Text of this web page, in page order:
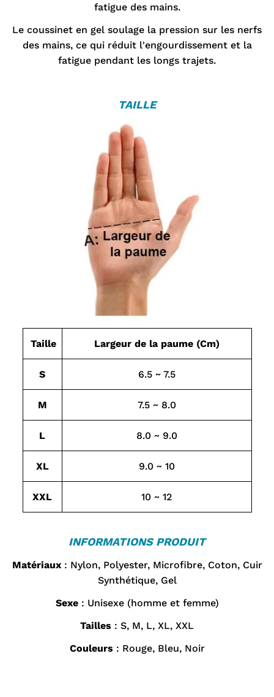
fatigue des mains.
Le coussinet en gel soulage la pression sur les nerfs
des mains, ce qui réduit l'engourdissement et la
fatigue pendant les longs trajets.
TAILLE
Taille Largeur de la paume (Cm)
S 6.5 ~ 7.5
M 7.5 ~ 8.0
L 8.0 ~ 9.0
XL 9.0 ~ 10
XXL 10 ~ 12
INFORMATIONS PRODUIT
Matériaux: Nylon, Polyester, Microfibre, Coton, Cuir
Synthétique, Gel
Sexe: Unisexe (homme et femme)
Tailles : S, M, L, XL, XXL
Couleurs : Rouge, Bleu, Noir